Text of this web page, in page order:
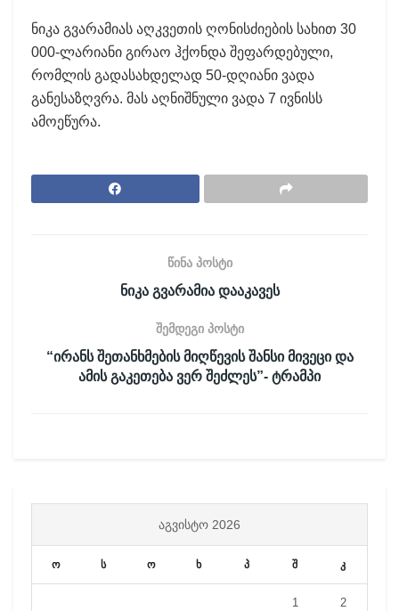
ნიკა გვარამიას აღკვეთის ღონისძიების სახით 30
000-ლარიანი გირაო ჰქონდა შეფარდებული,
რომლის გადასახდელად 50-დღიანი ვადა
განესაზღვრა. მას აღნიშნული ვადა 7 ივნისს
ამოეწურა.
წინა პოსტი
ნიკა გვარამია დააკავეს
შემდეგი პოსტი
“ირანს შეთანხმების მიღწევის შანსი მივეცი და
ამის გაკეთება ვერ შეძლეს”- ტრამპი
ᲐᲒᲕᲘᲡᲢᲝ 2026
ო ს ო ხ პ შ კ
1 2